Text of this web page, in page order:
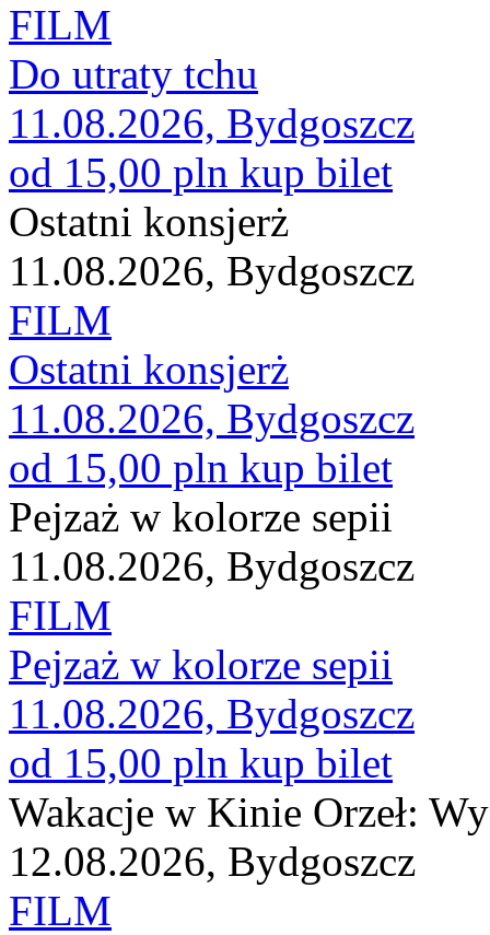
FILM
Do utraty tchu
11.08.2026, Bydgoszcz
od 15,00 pln kup bilet
Ostatni konsjerż
11.08.2026, Bydgoszcz
FILM
Ostatni konsjerż
11.08.2026, Bydgoszcz
od 15,00 pln kup bilet
Pejzaż w kolorze sepii
11.08.2026, Bydgoszcz
FILM
Pejzaż w kolorze sepii
11.08.2026, Bydgoszcz
od 15,00 pln kup bilet
Wakacje w Kinie Orzeł:
12.08.2026, Bydgoszcz
FILM